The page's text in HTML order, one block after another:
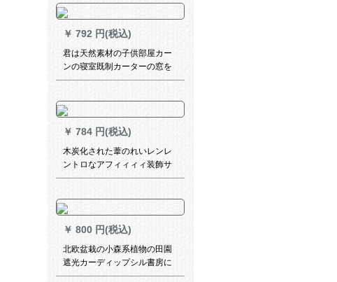
￥ 792 円(税込)
君は天然素材の子供部屋カー
ンの寝室既制カーターの窓を
遮光した韩式姫系男の子の部
の短い米黄色+ピンの穴を注文
して、枚メメトルの材料金を
计算します。
￥ 784 円(税込)
木炭化された葦のれいレンレ
ントロなアフィィィィ装飾サ
ーンシーエドカーターテテン
ーケーテ1.8メトル幅x 3メト
ルトルトル
￥ 800 円(税込)
北欧盆栽の小森系植物の田園
遮光カーディップシル書房に
あるリーガー葉植物掃き出し